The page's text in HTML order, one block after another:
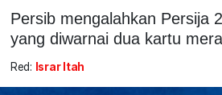
Persib mengalahkan Persija
yang diwarnai dua kartu
Red: Israr Itah